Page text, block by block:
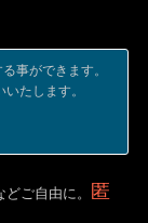
事ができます。
たします。
ご自由に。
匿